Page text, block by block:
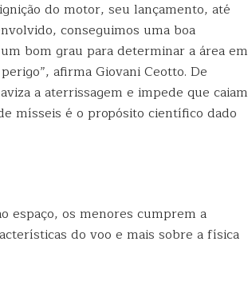
do motor, seu lançamento, até
conseguimos uma boa
bom grau para determinar a área em
afirma Giovani Ceotto. De
a aterrissagem e impede que caiam
mísseis é o propósito científico dado
espaço, os menores cumprem a
do voo e mais sobre a física